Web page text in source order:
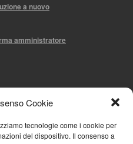
Cookie
tecnologie come i cookie per
del dispositivo. Il consenso a
a nuovo
amministratore